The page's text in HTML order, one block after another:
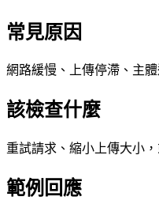
常見原因
網路緩慢、上傳停滯、主
該檢查什麼
重試請求、縮小上傳大小
範例回應